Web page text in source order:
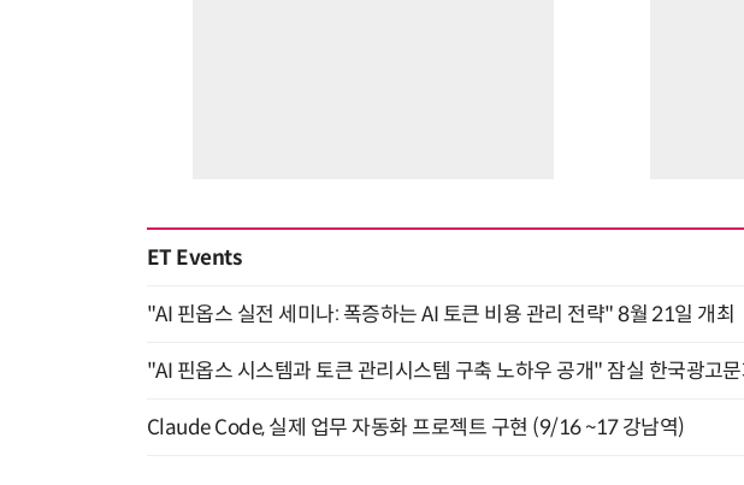
ET Events
"AI 핀옵스 실전 세미나: 폭증하는 AI 토큰 비용 관리 전략" 8월 21일 개최
"AI 핀옵스 시스템과 토큰 관리시스템 구축 노하우 공개" 잠실 한국광고
Claude Code, 실제 업무 자동화 프로젝트 구현 (9/16 ~17 강남역)